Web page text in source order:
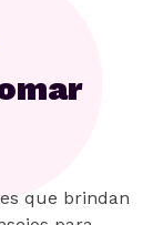
que brindan